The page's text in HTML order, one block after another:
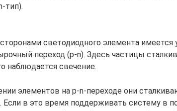
тип).
светодиодного элемента имеется
переход (p-n). Здесь частицы
наблюдается свечение.
элементов на p-n-переходе они
в это время поддерживать систему в